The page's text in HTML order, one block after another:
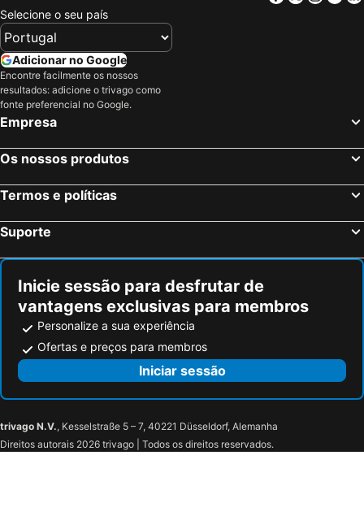
Selecione o seu país
Adicionar no Google
Encontre facilmente os nossos
resultados: adicione o trivago como
fonte preferencial no Google.
Empresa
Os nossos produtos
Termos e políticas
Suporte
Inicie sessão para desfrutar de
vantagens exclusivas para membros
Personalize a sua experiência
Ofertas e preços para membros
Iniciar sessão
trivago N.V., Kesselstraße 5 – 7, 40221 Düsseldorf, Alemanha
Direitos autorais 2026 trivago | Todos os direitos reservados.